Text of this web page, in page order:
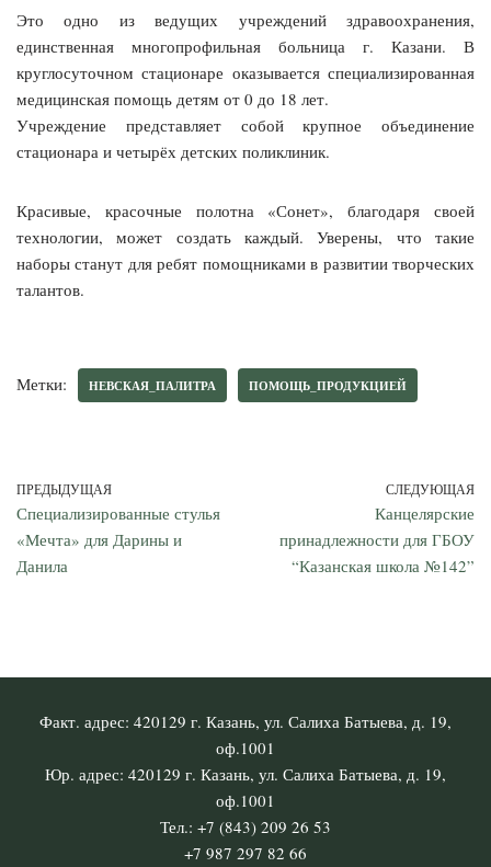
Это одно из ведущих учреждений здравоохранения,
единственная многопрофильная больница г. Казани. В
круглосуточном стационаре оказывается специализированная
медицинская помощь детям от 0 до 18 лет.
Учреждение представляет собой крупное объединение
стационара и четырёх детских поликлиник.
Красивые, красочные полотна «Сонет», благодаря своей
технологии, может создать каждый. Уверены, что такие
наборы станут для ребят помощниками в развитии творческих
талантов.
Метки: НЕВСКАЯ_ПАЛИТРА ПОМОЩЬ_ПРОДУКЦИЕЙ
ПРЕДЫДУЩАЯ
Специализированные стулья
«Мечта» для Дарины и
Данила
СЛЕДУЮЩАЯ
Канцелярские
принадлежности для ГБОУ
“Казанская школа №142”
Факт. адрес: 420129 г. Казань, ул. Салиха Батыева, д. 19,
оф.1001
Юр. адрес: 420129 г. Казань, ул. Салиха Батыева, д. 19,
оф.1001
Тел.: +7 (843) 209 26 53
+7 987 297 82 66